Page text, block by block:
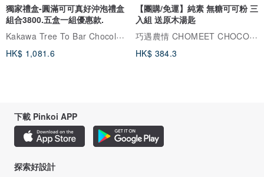
獨家禮盒-圓滿可可真好沖泡禮盒
組合3800.五盒一組優惠款.
Kakawa Tree To Bar Chocolate
HK$ 1,081.6
【團購/免運】純素 無糖可可粉 三
入組 送原木湯匙
巧遇農情 CHOMEET CHOCOLATE
HK$ 384.3
下載 Pinkoi APP
探索好設計